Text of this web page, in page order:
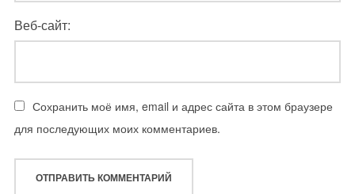
Веб-сайт:
Сохранить моё имя, email и адрес сайта в этом браузере
для последующих моих комментариев.